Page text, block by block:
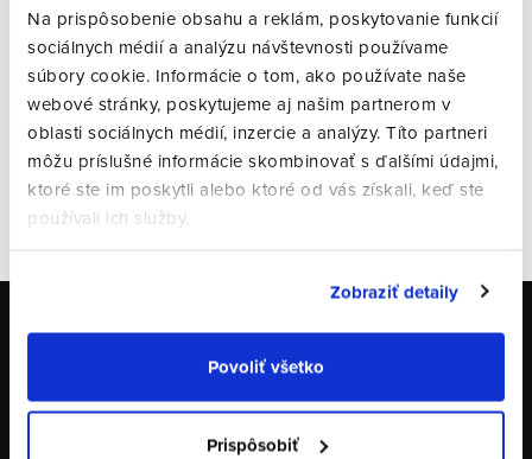
Na prispôsobenie obsahu a reklám, poskytovanie funkcií
sociálnych médií a analýzu návštevnosti používame
súbory cookie. Informácie o tom, ako používate naše
webové stránky, poskytujeme aj našim partnerom v
oblasti sociálnych médií, inzercie a analýzy. Títo partneri
môžu príslušné informácie skombinovať s ďalšími údajmi,
ktoré ste im poskytli alebo ktoré od vás získali, keď ste
používali ich služby.
Zobraziť detaily
Povoliť všetko
Prispôsobiť
Posledné hodnotenie
VŠETKY HODNOTENIA
Alexander Drexler
Odoberať newsletter
Email PRIHLÁSIŤ SA